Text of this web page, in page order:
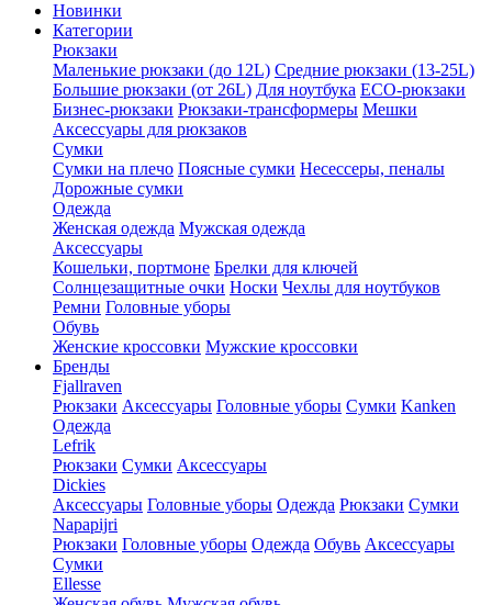
Новинки
Категории
Рюкзаки
Маленькие рюкзаки (до 12L) Средние рюкзаки (13-25L)
Большие рюкзаки (от 26L) Для ноутбука ECO-рюкзаки
Бизнес-рюкзаки Рюкзаки-трансформеры Мешки
Аксессуары для рюкзаков
Сумки
Сумки на плечо Поясные сумки Несессеры, пеналы
Дорожные сумки
Одежда
Женская одежда Мужская одежда
Аксессуары
Кошельки, портмоне Брелки для ключей
Солнцезащитные очки Носки Чехлы для ноутбуков
Ремни Головные уборы
Обувь
Женские кроссовки Мужские кроссовки
Бренды
Fjallraven
Рюкзаки Аксессуары Головные уборы Сумки Kanken
Одежда
Lefrik
Рюкзаки Сумки Аксессуары
Dickies
Аксессуары Головные уборы Одежда Рюкзаки Сумки
Napapijri
Рюкзаки Головные уборы Одежда Обувь Аксессуары
Сумки
Ellesse